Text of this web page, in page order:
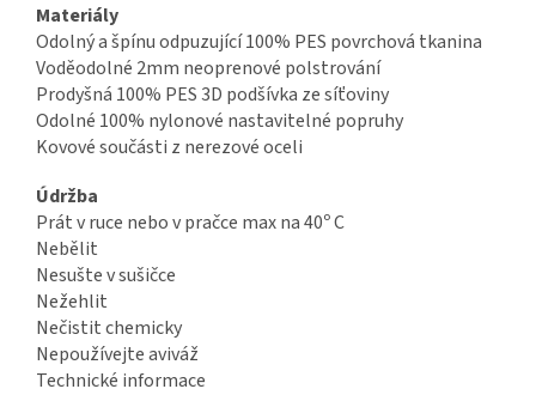
Materiály
Odolný a špínu odpuzující 100% PES povrchová tkanina
Voděodolné 2mm neoprenové polstrování
Prodyšná 100% PES 3D podšívka ze síťoviny
Odolné 100% nylonové nastavitelné popruhy
Kovové součásti z nerezové oceli
Údržba
Prát v ruce nebo v pračce max na 40º C
Nebělit
Nesušte v sušičce
Nežehlit
Nečistit chemicky
Nepoužívejte aviváž
Technické informace